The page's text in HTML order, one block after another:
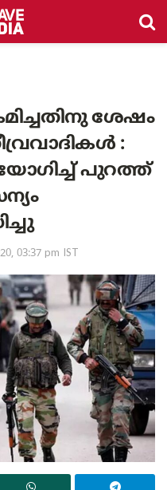
ശേഷം
:
പുറത്ത്
03:37 pm IST